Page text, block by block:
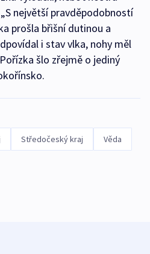
největší pravděpodobností
prošla břišní dutinou a
i stav vlka, nohy měl
šlo zřejmě o jediný
Středočeský kraj Věda